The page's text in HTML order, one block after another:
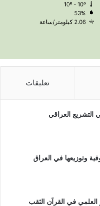
53%
2.06 كيلومتر/ساعة
تعليقات
التشريع العراقي
وتوزيعها في العراق
في القرآن الثقب